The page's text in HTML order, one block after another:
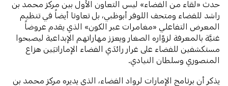
حدث «لقاء من الفضاء» ليس التعاون الأول بين مركز محمد بن
راشد للفضاء ومتحف اللوفر أبوظبي، بل تعاونا أيضاً في تنظيم
المعرض التفاعلي «مغامرات عبر الكون» الذي يقدم عروضاً
غنيَّة بالمعرفة لزوّاره الصغار ويعزز مهاراتهم الإبداعية ليصبحوا
مستكشفين للفضاء على غرار رائدَي الفضاء الإماراتيَين هزاع
المنصوري وسلطان النيادي.
يذكر أن برنامج الإمارات لرواد الفضاء، الذي يديره مركز محمد بن